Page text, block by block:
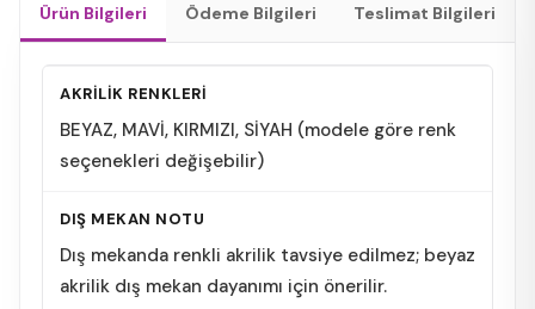
Ürün Bilgileri Ödeme Bilgileri Teslimat Bilgileri
AKRİLİK RENKLERİ
BEYAZ, MAVİ, KIRMIZI, SİYAH (modele göre renk
seçenekleri değişebilir)
DIŞ MEKAN NOTU
Dış mekanda renkli akrilik tavsiye edilmez; beyaz
akrilik dış mekan dayanımı için önerilir.